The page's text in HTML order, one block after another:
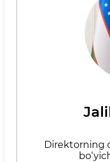
Direktorning